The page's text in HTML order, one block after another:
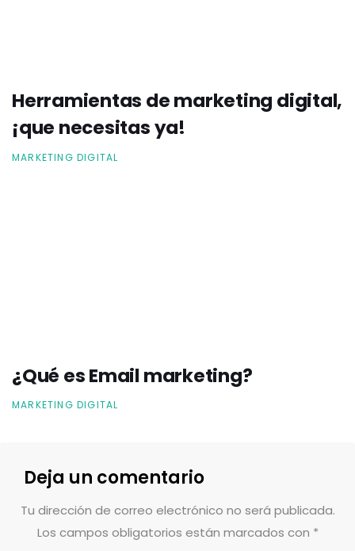
Herramientas de marketing digital,
¡que necesitas ya!
MARKETING DIGITAL
¿Qué es Email marketing?
MARKETING DIGITAL
Deja un comentario
Tu dirección de correo electrónico no será publicada.
Los campos obligatorios están marcados con *